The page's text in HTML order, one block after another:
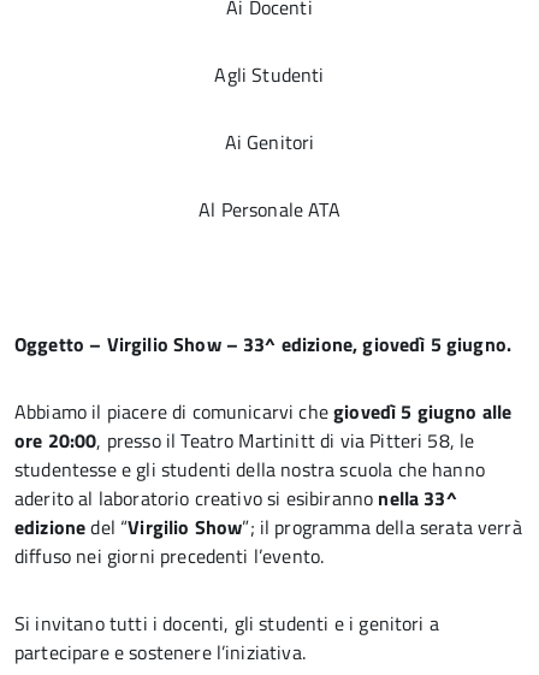
Ai Docenti
Agli Studenti
Ai Genitori
Al Personale ATA
Oggetto – Virgilio Show – 33^ edizione, giovedì 5 giugno.
Abbiamo il piacere di comunicarvi chegiovedì 5 giugno alle
ore 20:00, presso il Teatro Martinitt di via Pitteri 58, le
studentesse e gli studenti della nostra scuola che hanno
aderito al laboratorio creativo si esibiranno nella 33^
edizionedel “Virgilio Show”; il programma della serata verrà
diffuso nei giorni precedenti l’evento.
Si invitano tutti i docenti, gli studenti e i genitori a
partecipare e sostenere l’iniziativa.